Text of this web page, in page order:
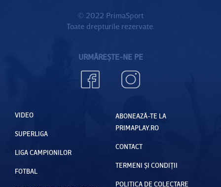
© 2022 PrimaSport
Toate drepturile rezervate.
URMĂREȘTE-NE PE
VIDEO
SUPERLIGA
LIGA CAMPIONILOR
FOTBAL
ABONEAZĂ-TE LA
PRIMAPLAY.RO
CONTACT
TERMENI ȘI CONDIȚII
POLITICA DE COLECTARE